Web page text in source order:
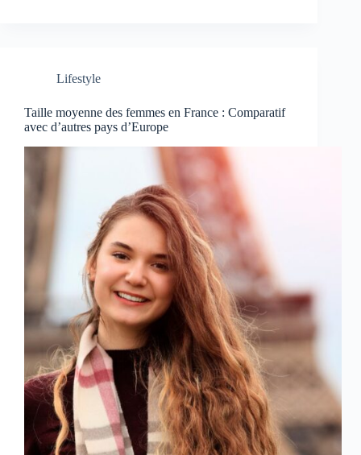
Lifestyle
Taille moyenne des femmes en France : Comparatif
avec d’autres pays d’Europe